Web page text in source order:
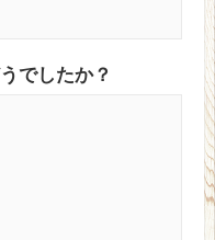
でしたか？